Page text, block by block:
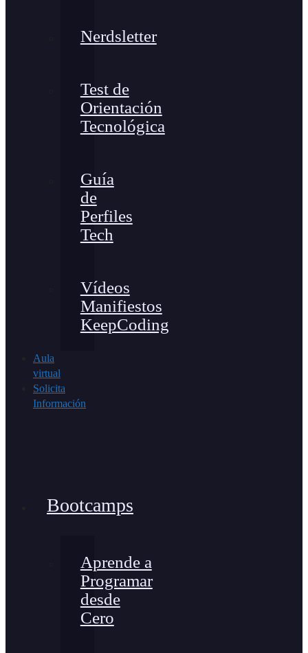
Nerdsletter
Test de
Orientación
Tecnológica
Guía
de
Perfiles
Tech
Vídeos
Manifiestos
KeepCoding
Aula
virtual
Solicita
Información
Bootcamps
Aprende a
Programar
desde
Cero